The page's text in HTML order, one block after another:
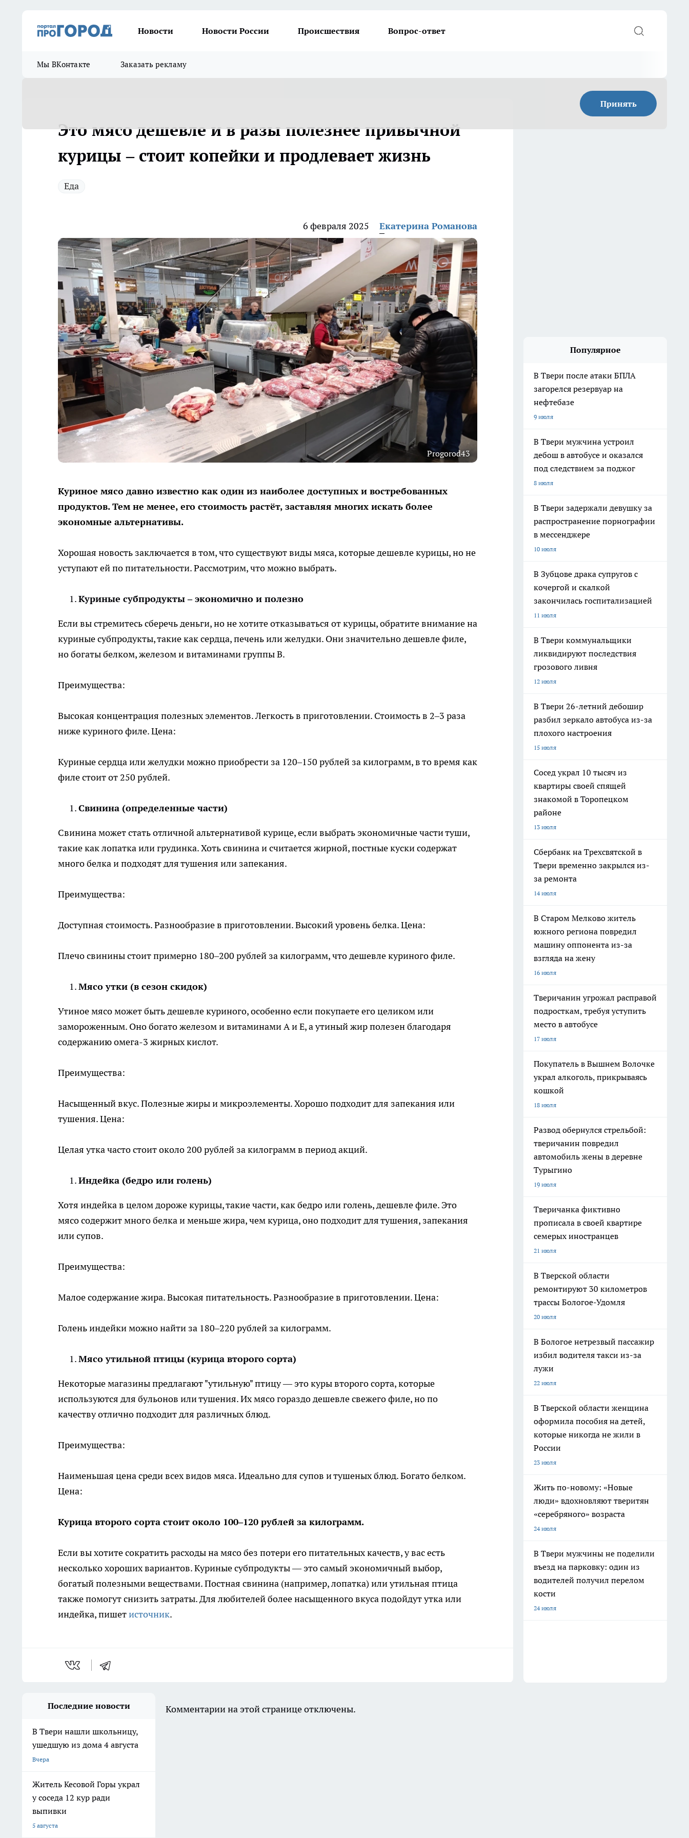
Новости Новости России Происшествия Вопрос-ответ
Мы ВКонтакте Заказать рекламу
Принять
Это мясо дешевле и в разы полезнее привычной
курицы – стоит копейки и продлевает жизнь
Еда
6 февраля 2025 Екатерина Романова
Progorod43
Куриное мясо давно известно как один из наиболее доступных и востребованных
продуктов. Тем не менее, его стоимость растёт, заставляя многих искать более
экономные альтернативы.
Хорошая новость заключается в том, что существуют виды мяса, которые дешевле курицы, но не
уступают ей по питательности. Рассмотрим, что можно выбрать.
Куриные субпродукты – экономично и полезно
Если вы стремитесь сберечь деньги, но не хотите отказываться от курицы, обратите внимание на
куриные субпродукты, такие как сердца, печень или желудки. Они значительно дешевле филе,
но богаты белком, железом и витаминами группы B.
Преимущества:
Высокая концентрация полезных элементов. Легкость в приготовлении. Стоимость в 2–3 раза
ниже куриного филе. Цена:
Куриные сердца или желудки можно приобрести за 120–150 рублей за килограмм, в то время как
филе стоит от 250 рублей.
Свинина (определенные части)
Свинина может стать отличной альтернативой курице, если выбрать экономичные части туши,
такие как лопатка или грудинка. Хоть свинина и считается жирной, постные куски содержат
много белка и подходят для тушения или запекания.
Преимущества:
Доступная стоимость. Разнообразие в приготовлении. Высокий уровень белка. Цена:
Плечо свинины стоит примерно 180–200 рублей за килограмм, что дешевле куриного филе.
Мясо утки (в сезон скидок)
Утиное мясо может быть дешевле куриного, особенно если покупаете его целиком или
замороженным. Оно богато железом и витаминами A и E, а утиный жир полезен благодаря
содержанию омега-3 жирных кислот.
Преимущества:
Насыщенный вкус. Полезные жиры и микроэлементы. Хорошо подходит для запекания или
тушения. Цена:
Целая утка часто стоит около 200 рублей за килограмм в период акций.
Индейка (бедро или голень)
Хотя индейка в целом дороже курицы, такие части, как бедро или голень, дешевле филе. Это
мясо содержит много белка и меньше жира, чем курица, оно подходит для тушения, запекания
или супов.
Преимущества:
Малое содержание жира. Высокая питательность. Разнообразие в приготовлении. Цена:
Голень индейки можно найти за 180–220 рублей за килограмм.
Мясо утильной птицы (курица второго сорта)
Некоторые магазины предлагают "утильную" птицу — это куры второго сорта, которые
используются для бульонов или тушения. Их мясо гораздо дешевле свежего филе, но по
качеству отлично подходит для различных блюд.
Преимущества:
Наименьшая цена среди всех видов мяса. Идеально для супов и тушеных блюд. Богато белком.
Цена:
Курица второго сорта стоит около 100–120 рублей за килограмм.
Если вы хотите сократить расходы на мясо без потери его питательных качеств, у вас есть
несколько хороших вариантов. Куриные субпродукты — это самый экономичный выбор,
богатый полезными веществами. Постная свинина (например, лопатка) или утильная птица
также помогут снизить затраты. Для любителей более насыщенного вкуса подойдут утка или
индейка, пишетисточник.
Популярное
В Твери после атаки БПЛА
загорелся резервуар на
нефтебазе
9 июля
В Твери мужчина устроил
дебош в автобусе и оказался
под следствием за поджог
8 июля
В Твери задержали девушку за
распространение порнографии
в мессенджере
10 июля
В Зубцове драка супругов с
кочергой и скалкой
закончилась госпитализацией
11 июля
В Твери коммунальщики
ликвидируют последствия
грозового ливня
12 июля
В Твери 26-летний дебошир
разбил зеркало автобуса из-за
плохого настроения
15 июля
Сосед украл 10 тысяч из
квартиры своей спящей
знакомой в Торопецком
районе
13 июля
Сбербанк на Трехсвятской в
Твери временно закрылся из-
за ремонта
14 июля
В Старом Мелково житель
южного региона повредил
машину оппонента из-за
взгляда на жену
16 июля
Тверичанин угрожал расправой
подросткам, требуя уступить
место в автобусе
17 июля
Покупатель в Вышнем Волочке
украл алкоголь, прикрываясь
кошкой
18 июля
Развод обернулся стрельбой:
тверичанин повредил
автомобиль жены в деревне
Турыгино
19 июля
Тверичанка фиктивно
прописала в своей квартире
семерых иностранцев
21 июля
В Тверской области
ремонтируют 30 километров
трассы Бологое-Удомля
20 июля
В Бологое нетрезвый пассажир
избил водителя такси из-за
лужи
22 июля
В Тверской области женщина
оформила пособия на детей,
которые никогда не жили в
России
23 июля
Жить по-новому: «Новые
люди» вдохновляют тверитян
«серебряного» возраста
24 июля
В Твери мужчины не поделили
въезд на парковку: один из
водителей получил перелом
кости
24 июля
Последние новости
В Твери нашли школьницу,
ушедшую из дома 4 августа
Вчера
Житель Кесовой Горы украл
у соседа 12 кур ради
выпивки
5 августа
Комментарии на этой странице отключены.